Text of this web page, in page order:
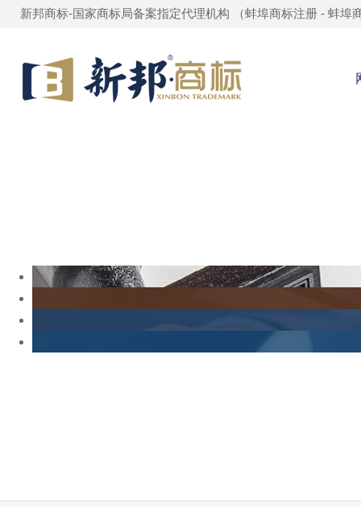
新邦商标-国家商标局备案指定代理机构 （蚌埠商标注册 - 蚌埠